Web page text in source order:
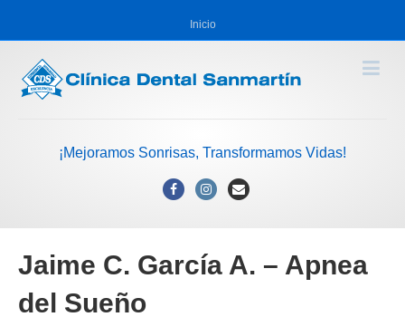
Inicio
¡Mejoramos Sonrisas, Transformamos Vidas!
FacebookInstagram
Email
Jaime C. García A. – Apnea
del Sueño